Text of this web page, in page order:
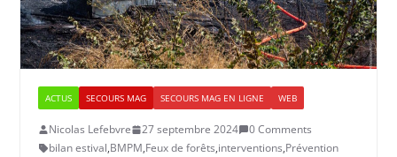
ACTUS SECOURS MAG SECOURS MAG EN LIGNE WEB
Nicolas Lefebvre 27 septembre 2024
0 Comments
bilan estival,BMPM,Feux de forêts,interventions,Prévention